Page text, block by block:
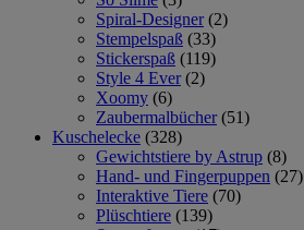
Spiral-Designer (2)
Stempelspaß (33)
Stickerspaß (119)
Style 4 Ever (2)
Xoomy (6)
Zaubermalbücher (51)
Kuschelecke (328)
Gewichtstiere by Astrup (8)
Hand- und Fingerpuppen (27)
Interaktive Tiere (70)
Plüschtiere (139)